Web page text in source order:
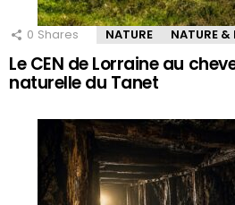
0 Shares NATURE NATURE &
Le CEN de Lorraine au
naturelle du Tanet